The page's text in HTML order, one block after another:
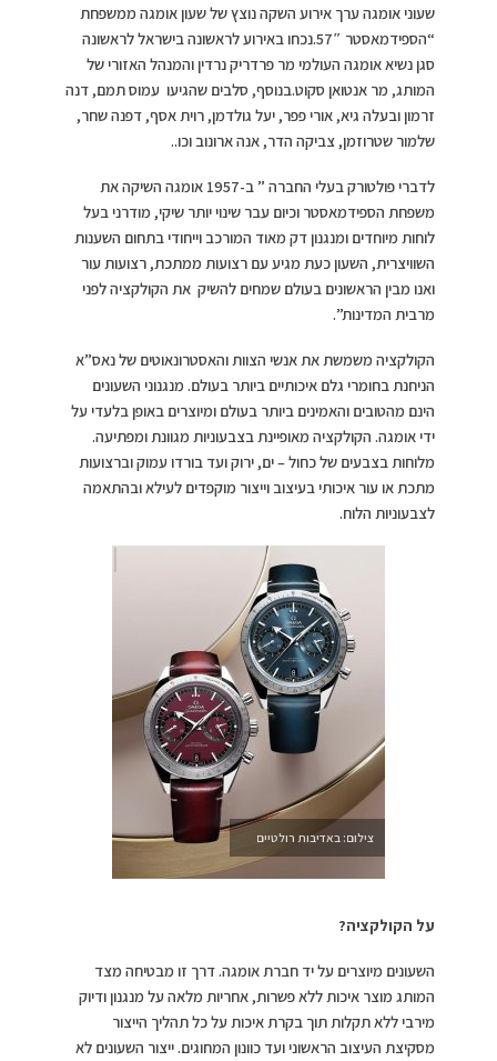
שעוני אומגה ערך אירוע השקה נוצץ של שעון אומגה ממשפחת
“הספידמאסטר 57″.נכחו באירוע לראשונה בישראל לראשונה
סגן נשיא אומגה העולמי מר פרדריק נרדין והמנהל האזורי של
המותג, מר אנטואן סקוט.בנוסף, סלבים שהגיעו עמוס תמם, דנה
זרמון ובעלה גיא, אורי פפר, יעל גולדמן, רוית אסף, דפנה שחר,
שלמור שטרוזמן, צביקה הדר, אנה ארונוב וכו..
לדברי פולטורק בעלי החברה ” ב-1957 אומגה השיקה את
משפחת הספידמאסטר וכיום עבר שינוי יותר שיקי, מודרני בעל
לוחות מיוחדים ומנגנון דק מאוד המורכב וייחודי בתחום השענות
השוויצרית, השעון כעת מגיע עם רצועות ממתכת, רצועות עור
ואנו מבין הראשונים בעולם שמחים להשיק את הקולקציה לפני
מרבית המדינות”.
הקולקציה משמשת את אנשי הצוות והאסטרונאוטים של נאס”א
הניחנת בחומרי גלם איכותיים ביותר בעולם. מנגנוני השעונים
הינם מהטובים והאמינים ביותר בעולם ומיוצרים באופן בלעדי על
ידי אומגה. הקולקציה מאופיינת בצבעוניות מגוונת ומפתיעה.
מלוחות בצבעים של כחול – ים, ירוק ועד בורדו עמוק וברצועות
מתכת או עור איכותי בעיצוב וייצור מוקפדים לעילא ובהתאמה
לצבעוניות הלוח.
צילום: באדיבות רולטיים
על הקולקציה?
השעונים מיוצרים על יד חברת אומגה. דרך זו מבטיחה מצד
המותג מוצר איכות ללא פשרות, אחריות מלאה על מנגנון ודיוק
מירבי ללא תקלות תוך בקרת איכות על כל תהליך הייצור
מסקיצת העיצוב הראשוני ועד כוונון המחוגים. ייצור השעונים לא